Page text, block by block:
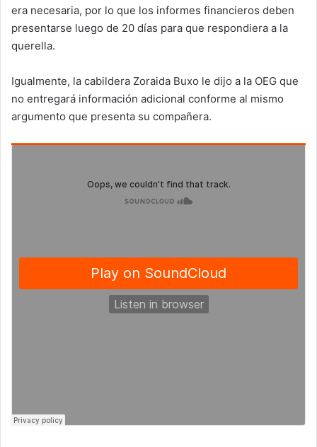
era necesaria, por lo que los informes financieros deben
presentarse luego de 20 días para que respondiera a la
querella.
Igualmente, la cabildera Zoraida Buxo le dijo a la OEG que
no entregará información adicional conforme al mismo
argumento que presenta su compañera.